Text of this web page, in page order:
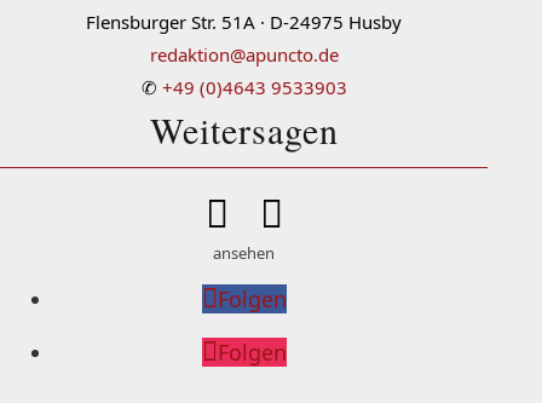
Flensburger Str. 51A · D-24975 Husby
redaktion@apuncto.de
✆ +49 (0)4643 9533903
Weitersagen
 
ansehen
Folgen
Folgen